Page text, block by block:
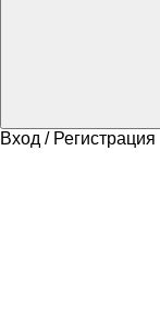
Вход / Регистрация